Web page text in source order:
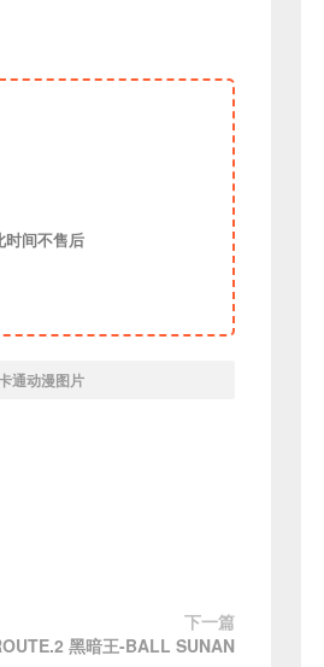
时间不售后
通动漫图片
下一篇
黑暗王-BALL SUNAN